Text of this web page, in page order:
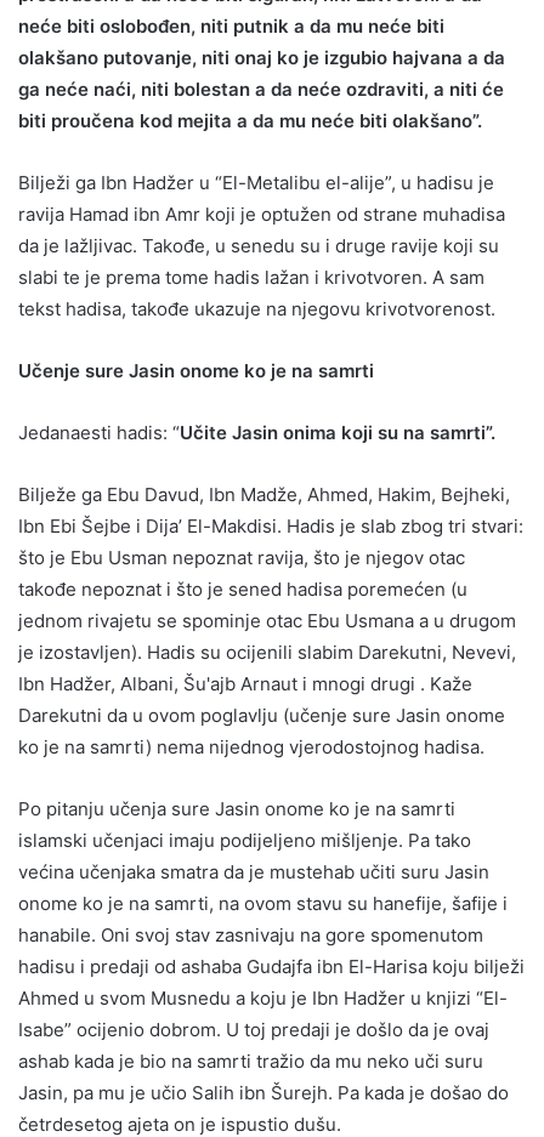
neće biti oslobođen, niti putnik a da mu neće biti
olakšano putovanje, niti onaj ko je izgubio hajvana a da
ga neće naći, niti bolestan a da neće ozdraviti, a niti će
biti proučena kod mejita a da mu neće biti olakšano”.
Bilježi ga Ibn Hadžer u “El-Metalibu el-alije”, u hadisu je
ravija Hamad ibn Amr koji je optužen od strane muhadisa
da je lažljivac. Takođe, u senedu su i druge ravije koji su
slabi te je prema tome hadis lažan i krivotvoren. A sam
tekst hadisa, takođe ukazuje na njegovu krivotvorenost.
Učenje sure Jasin onome ko je na samrti
Jedanaesti hadis: “Učite Jasin onima koji su na samrti”.
Bilježe ga Ebu Davud, Ibn Madže, Ahmed, Hakim, Bejheki,
Ibn Ebi Šejbe i Dija’ El-Makdisi. Hadis je slab zbog tri stvari:
što je Ebu Usman nepoznat ravija, što je njegov otac
takođe nepoznat i što je sened hadisa poremećen (u
jednom rivajetu se spominje otac Ebu Usmana a u drugom
je izostavljen). Hadis su ocijenili slabim Darekutni, Nevevi,
Ibn Hadžer, Albani, Šu'ajb Arnaut i mnogi drugi . Kaže
Darekutni da u ovom poglavlju (učenje sure Jasin onome
ko je na samrti) nema nijednog vjerodostojnog hadisa.
Po pitanju učenja sure Jasin onome ko je na samrti
islamski učenjaci imaju podijeljeno mišljenje. Pa tako
većina učenjaka smatra da je mustehab učiti suru Jasin
onome ko je na samrti, na ovom stavu su hanefije, šafije i
hanabile. Oni svoj stav zasnivaju na gore spomenutom
hadisu i predaji od ashaba Gudajfa ibn El-Harisa koju bilježi
Ahmed u svom Musnedu a koju je Ibn Hadžer u knjizi “El-
Isabe” ocijenio dobrom. U toj predaji je došlo da je ovaj
ashab kada je bio na samrti tražio da mu neko uči suru
Jasin, pa mu je učio Salih ibn Šurejh. Pa kada je došao do
četrdesetog ajeta on je ispustio dušu.